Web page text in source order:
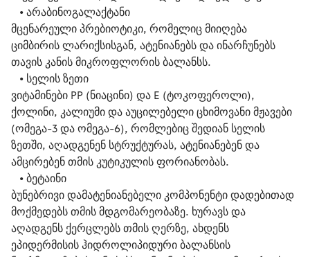
• არაბინოგალაქტანი
მცენარეული პრებიოტიკი, რომელიც მიიღება
ციმბირის ლარიქსისგან, ატენიანებს და ინარჩუნებს
თავის კანის მიკროფლორის ბალანსს.
• სელის ზეთი
ვიტამინები PP (ნიაცინი) და E (ტოკოფეროლი),
ქოლინი, კალიუმი და აუცილებელი ცხიმოვანი მჟავები
(ომეგა-3 და ომეგა-6), რომლებიც შედიან სელის
ზეთში, აღადგენენ სტრუქტურას, ატენიანებენ და
ამცირებენ თმის კუტიკულის ფორიანობას.
• ბეტაინი
ბუნებრივი დამატენიანებელი კომპონენტი დადებითად
მოქმედებს თმის მდგომარეობაზე. ხურავს და
აღადგენს ქერცლებს თმის ღერზე, ახდენს
ეპიდერმისის ჰიდროლიპიდური ბალანსის